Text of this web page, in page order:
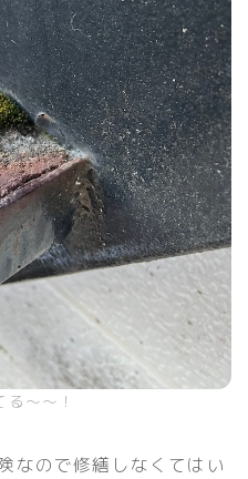
〜〜！
なので修繕しなくてはい